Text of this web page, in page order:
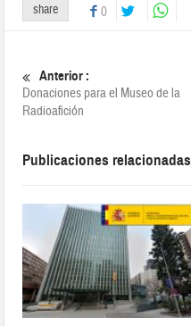
share 0
Anterior :
Donaciones para el Museo de la
Radioafición
Publicaciones relacionadas